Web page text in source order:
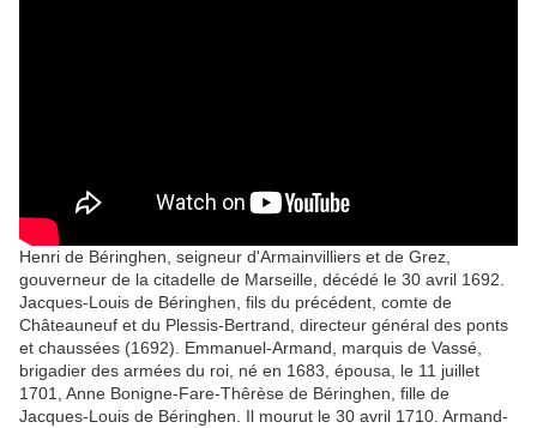
Henri de Béringhen, seigneur d'Armainvilliers et de Grez,
gouverneur de la citadelle de Marseille, décédé le 30 avril 1692.
Jacques-Louis de Béringhen, fils du précédent, comte de
Châteauneuf et du Plessis-Bertrand, directeur général des ponts
et chaussées (1692). Emmanuel-Armand, marquis de Vassé,
brigadier des armées du roi, né en 1683, épousa, le 11 juillet
1701, Anne Bonigne-Fare-Thêrèse de Béringhen, fille de
Jacques-Louis de Béringhen. Il mourut le 30 avril 1710. Armand-